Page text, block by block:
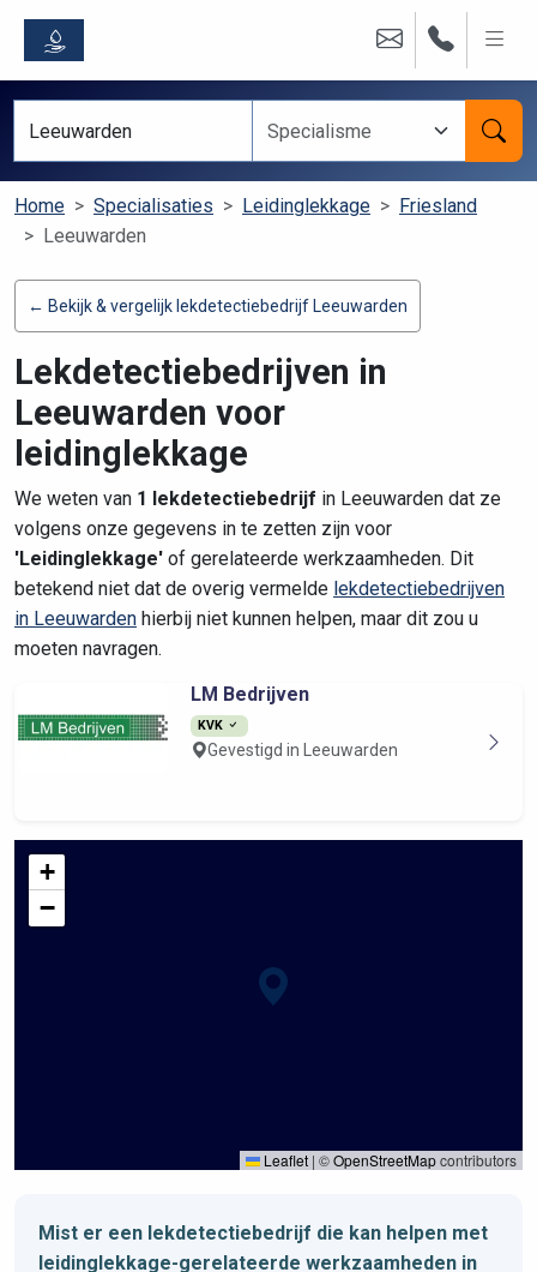
Home Specialisaties Leidinglekkage
Friesland
Leeuwarden
← Bekijk & vergelijk lekdetectiebedrijf Leeuwarden
Lekdetectiebedrijven in
Leeuwarden voor
leidinglekkage
We weten van 1 lekdetectiebedrijf in Leeuwarden dat ze
volgens onze gegevens in te zetten zijn voor
'Leidinglekkage' of gerelateerde werkzaamheden. Dit
betekend niet dat de overig vermelde lekdetectiebedrijven
in Leeuwarden hierbij niet kunnen helpen, maar dit zou u
moeten navragen.
LM Bedrijven
KVK
Gevestigd in Leeuwarden
+
−
Leaflet | ©OpenStreetMapcontributors
Mist er een lekdetectiebedrijf die kan helpen met
leidinglekkage-gerelateerde werkzaamheden in